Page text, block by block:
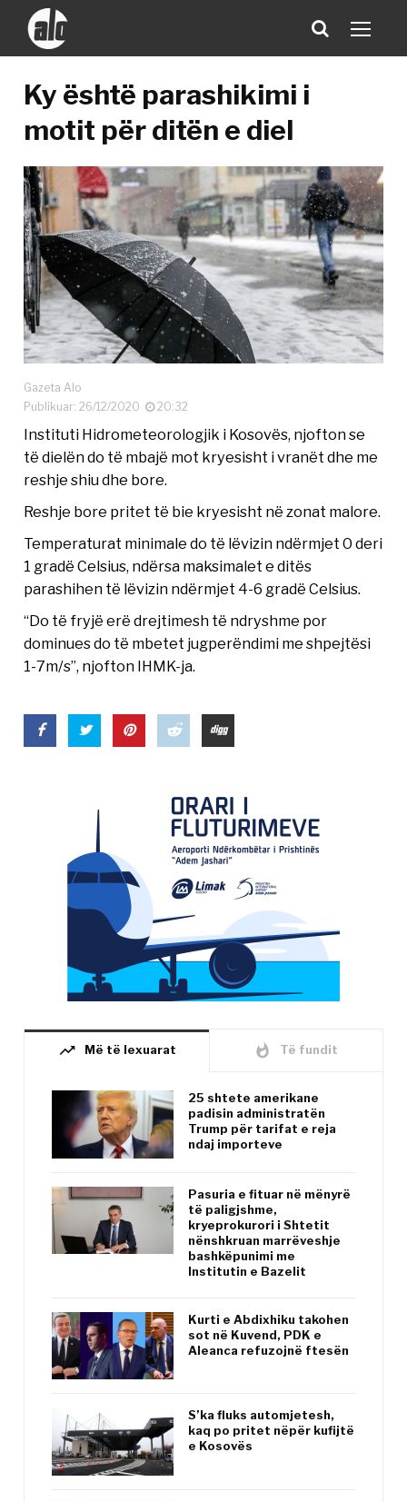
Ky është parashikimi i
motit për ditën e diel
Gazeta Alo
Publikuar: 26/12/2020
20:32
Instituti Hidrometeorologjik i Kosovës, njofton se
të dielën do të mbajë mot kryesisht i vranët dhe me
reshje shiu dhe bore.
Reshje bore pritet të bie kryesisht në zonat malore.
Temperaturat minimale do të lëvizin ndërmjet 0 deri
1 gradë Celsius, ndërsa maksimalet e ditës
parashihen të lëvizin ndërmjet 4-6 gradë Celsius.
“Do të fryjë erë drejtimesh të ndryshme por
dominues do të mbetet jugperëndimi me shpejtësi
1-7m/s”, njofton IHMK-ja.
trending_up Më të lexuarat whatshot Të fundit
25 shtete amerikane
padisin administratën
Trump për tarifat e reja
ndaj importeve
Pasuria e fituar në mënyrë
të paligjshme,
kryeprokurori i Shtetit
nënshkruan marrëveshje
bashkëpunimi me
Institutin e Bazelit
Kurti e Abdixhiku takohen
sot në Kuvend, PDK e
Aleanca refuzojnë ftesën
S’ka fluks automjetesh,
kaq po pritet nëpër kufijtë
e Kosovës